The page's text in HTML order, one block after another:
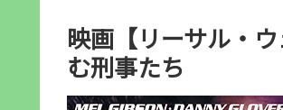
映画【リーサル・
む刑事たち